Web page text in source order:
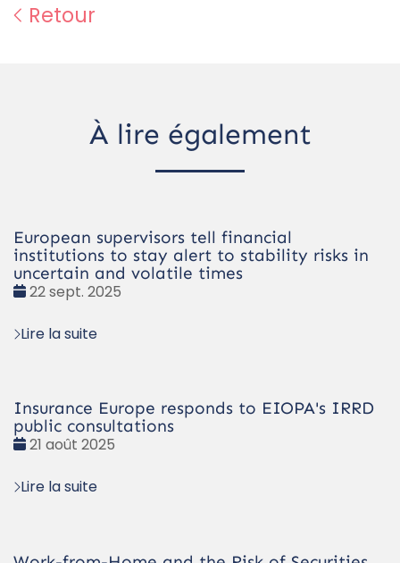
Retour
À lire également
European supervisors tell financial
institutions to stay alert to stability risks in
uncertain and volatile times
Date
22 sept. 2025
Lire la suite
Insurance Europe responds to EIOPA's IRRD
public consultations
Date
21 août 2025
Lire la suite